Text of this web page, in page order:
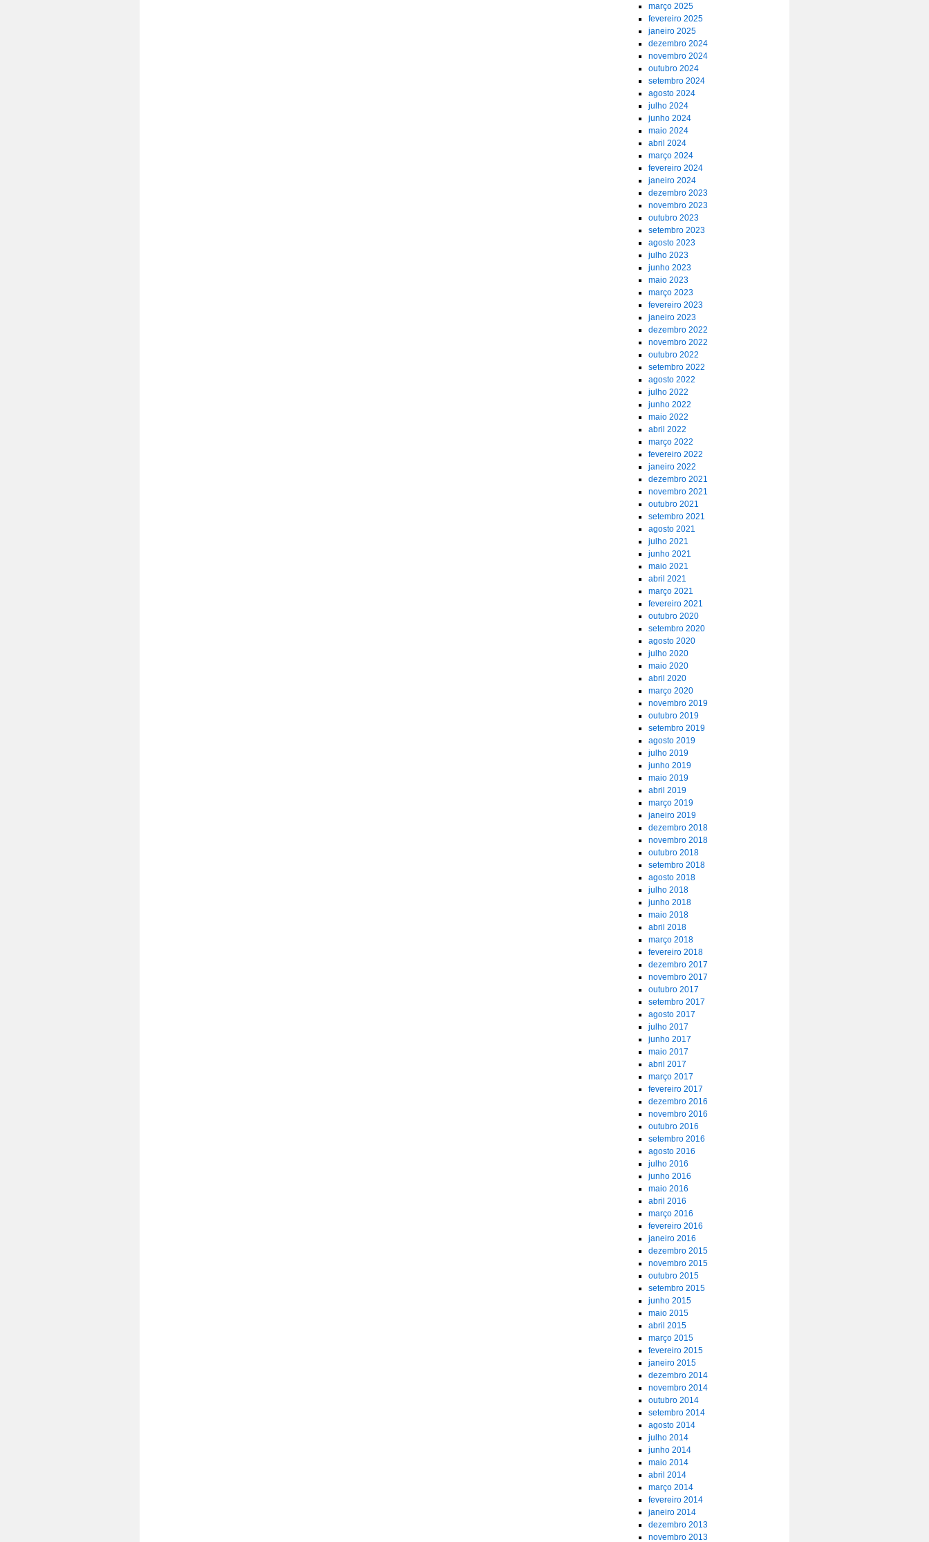
março 2025
fevereiro 2025
janeiro 2025
dezembro 2024
novembro 2024
outubro 2024
setembro 2024
agosto 2024
julho 2024
junho 2024
maio 2024
abril 2024
março 2024
fevereiro 2024
janeiro 2024
dezembro 2023
novembro 2023
outubro 2023
setembro 2023
agosto 2023
julho 2023
junho 2023
maio 2023
março 2023
fevereiro 2023
janeiro 2023
dezembro 2022
novembro 2022
outubro 2022
setembro 2022
agosto 2022
julho 2022
junho 2022
maio 2022
abril 2022
março 2022
fevereiro 2022
janeiro 2022
dezembro 2021
novembro 2021
outubro 2021
setembro 2021
agosto 2021
julho 2021
junho 2021
maio 2021
abril 2021
março 2021
fevereiro 2021
outubro 2020
setembro 2020
agosto 2020
julho 2020
maio 2020
abril 2020
março 2020
novembro 2019
outubro 2019
setembro 2019
agosto 2019
julho 2019
junho 2019
maio 2019
abril 2019
março 2019
janeiro 2019
dezembro 2018
novembro 2018
outubro 2018
setembro 2018
agosto 2018
julho 2018
junho 2018
maio 2018
abril 2018
março 2018
fevereiro 2018
dezembro 2017
novembro 2017
outubro 2017
setembro 2017
agosto 2017
julho 2017
junho 2017
maio 2017
abril 2017
março 2017
fevereiro 2017
dezembro 2016
novembro 2016
outubro 2016
setembro 2016
agosto 2016
julho 2016
junho 2016
maio 2016
abril 2016
março 2016
fevereiro 2016
janeiro 2016
dezembro 2015
novembro 2015
outubro 2015
setembro 2015
junho 2015
maio 2015
abril 2015
março 2015
fevereiro 2015
janeiro 2015
dezembro 2014
novembro 2014
outubro 2014
setembro 2014
agosto 2014
julho 2014
junho 2014
maio 2014
abril 2014
março 2014
fevereiro 2014
janeiro 2014
dezembro 2013
novembro 2013